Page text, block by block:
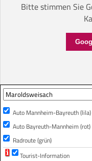
Bitte stimmen Sie
Auto Mannheim-Bayreuth (lila)
Auto Bayreuth-Mannheim (rot)
Radroute (grün)
Tourist-Information